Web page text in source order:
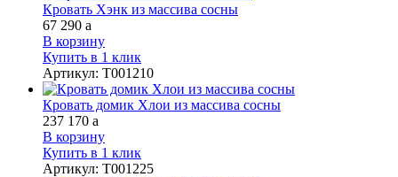
Кровать Хэнк из массива сосны
67 290 a
В корзину
Купить в 1 клик
Артикул: Т001210
Кровать домик Хлои из массива сосны
237 170 a
В корзину
Купить в 1 клик
Артикул: Т001225